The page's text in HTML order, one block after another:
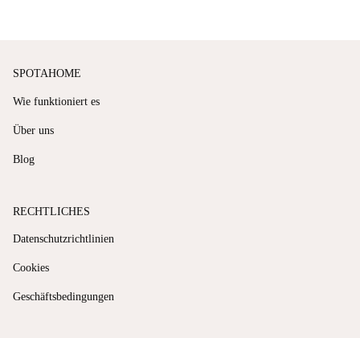
SPOTAHOME
Wie funktioniert es
Über uns
Blog
RECHTLICHES
Datenschutzrichtlinien
Cookies
Geschäftsbedingungen